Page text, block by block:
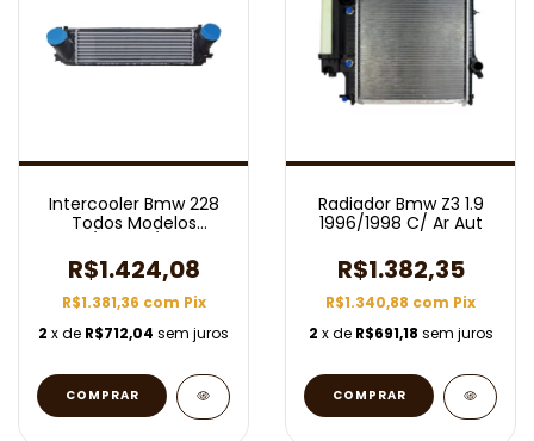
Intercooler Bmw 228
Todos Modelos
R$1.424,08
R$1.381,36 com Pix
2 x de R$712,04 sem juros
Radiador Bmw Z3 1.9
1996/1998 C/ Ar Aut
R$1.382,35
R$1.340,88 com Pix
2 x de R$691,18 sem juros